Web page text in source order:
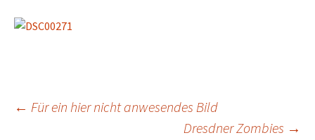
Beitrags-
← Für ein hier nicht anwesendes Bild
Dresdner Zombies →